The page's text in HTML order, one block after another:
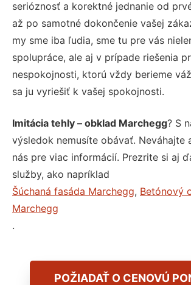
serióznosť a korektné jednanie od
až po samotné dokončenie vašej
my sme iba ľudia, sme tu pre vás
spolupráce, ale aj v prípade riešenia
nespokojnosti, ktorú vždy berieme
sa ju vyriešiť k vašej spokojnosti.
Imitácia tehly – obklad Marchegg? S
výsledok nemusíte obávať. Neváhajte
nás pre viac informácií. Prezrite si aj
služby, ako napríklad
Šúchaná fasáda Marchegg, Betónový
Marchegg
.
POŽIADAŤ O CENOVÚ